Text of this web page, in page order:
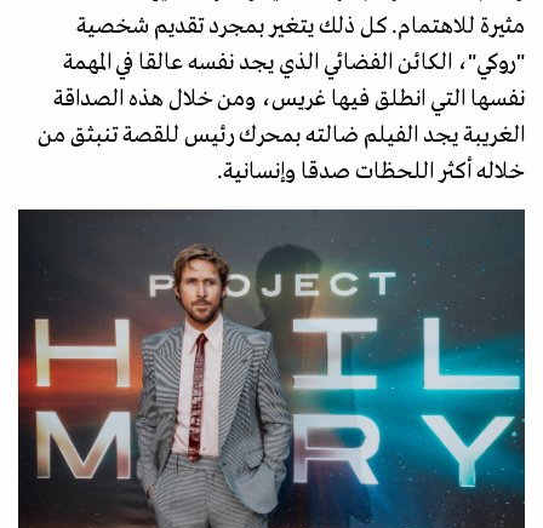
مثيرة للاهتمام. كل ذلك يتغير بمجرد تقديم شخصية
"روكي"، الكائن الفضائي الذي يجد نفسه عالقا في المهمة
نفسها التي انطلق فيها غريس، ومن خلال هذه الصداقة
الغريبة يجد الفيلم ضالته بمحرك رئيس للقصة تنبثق من
خلاله أكثر اللحظات صدقا وإنسانية.